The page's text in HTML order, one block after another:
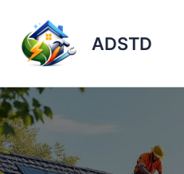
contenu
ADSTD